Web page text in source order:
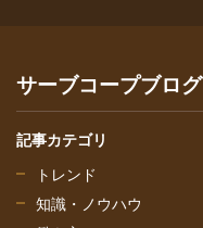
サーブコープブログ
記事カテゴリ
トレンド
知識・ノウハウ